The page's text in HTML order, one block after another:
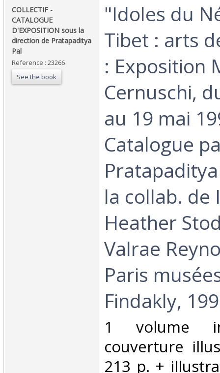
‎COLLECTIF -
CATALOGUE
D'EXPOSITION sous la
direction de Pratapaditya
Pal‎
Reference : 23266
See the book
‎"Idoles du
Tibet : arts
: Exposition
Cernuschi,
au 19 mai
Catalogue
la collab. de
Heather
Valrae
Paris
Findakly,
‎1 volume
couverture
213 p. +